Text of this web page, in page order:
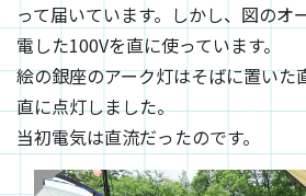
って届いています。しかし、図のオ
電した100Vを直に使っています。
絵の銀座のアーク灯はそばに置いた
直に点灯しました。
当初電気は直流だったのです。